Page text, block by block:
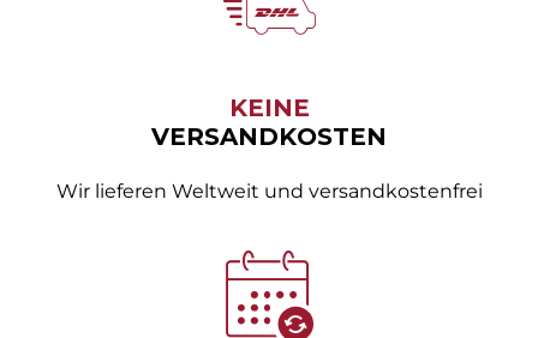
KEINE
VERSANDKOSTEN
Wir lieferen Weltweit und versandkostenfrei